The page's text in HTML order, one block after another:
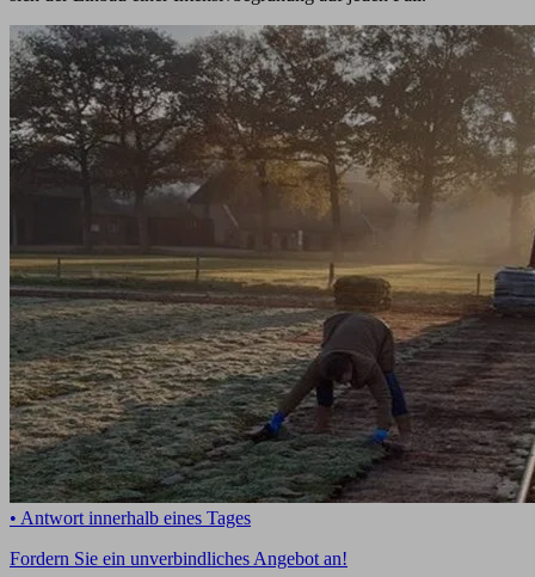
• Antwort innerhalb eines Tages
Fordern Sie ein unverbindliches Angebot an!